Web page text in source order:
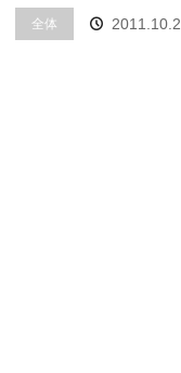
全体 2011.10.2